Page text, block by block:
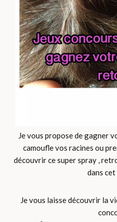
Je vous propose de gagner
camoufle vos racines ou
découvrir ce super spray ,
dans
Je vous laisse découvrir la